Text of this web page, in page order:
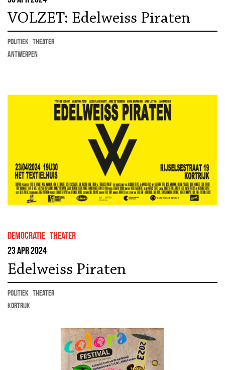
VOLZET: Edelweiss Piraten
politiek theater
Antwerpen
democratie theater
23 apr 2024
Edelweiss Piraten
politiek theater
kortrijk